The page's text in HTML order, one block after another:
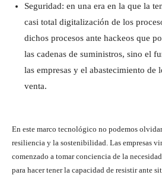
Seguridad: en una era en la que la
casi total digitalización de los
dichos procesos ante hackeos que
las cadenas de suministros, sino el
las empresas y el abastecimiento de
venta.
En este marco tecnológico no podemos
resiliencia y la sostenibilidad. Las empresas
comenzado a tomar conciencia de la
para hacer tener la capacidad de resistir ante